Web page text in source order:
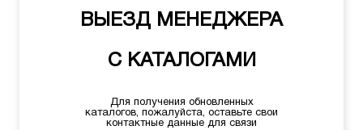
ВЫЕЗД МЕНЕДЖЕРА
С КАТАЛОГАМИ
Для получения обновленных
каталогов, пожалуйста, оставьте свои
контактные данные для связи